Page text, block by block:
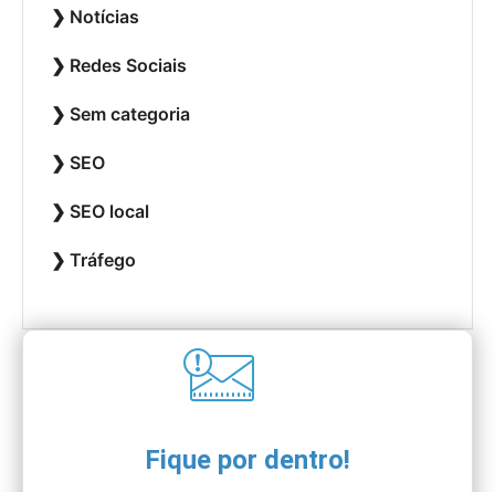
Notícias
Redes Sociais
Sem categoria
SEO
SEO local
Tráfego
Fique por dentro!